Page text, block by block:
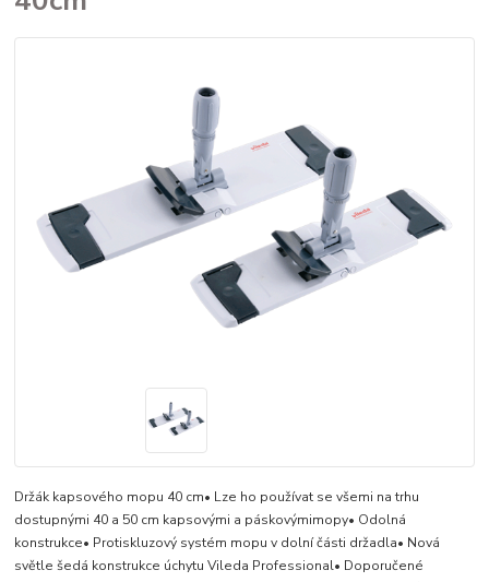
Držák kapsového mopu 40 cm• Lze ho používat se všemi na trhu
dostupnými 40 a 50 cm kapsovými a páskovýmimopy• Odolná
konstrukce• Protiskluzový systém mopu v dolní části držadla• Nová
světle šedá konstrukce úchytu Vileda Professional• Doporučené